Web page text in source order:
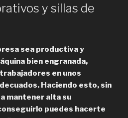
y sillas de
sea productiva y
bien engranada,
en unos
Haciendo esto, sin
mantener alta su
puedes hacerte